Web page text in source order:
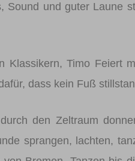
Sound und guter Laune
Klassikern, Timo Feiert
dass kein Fuß
den Zeltraum
sprangen, lachten,